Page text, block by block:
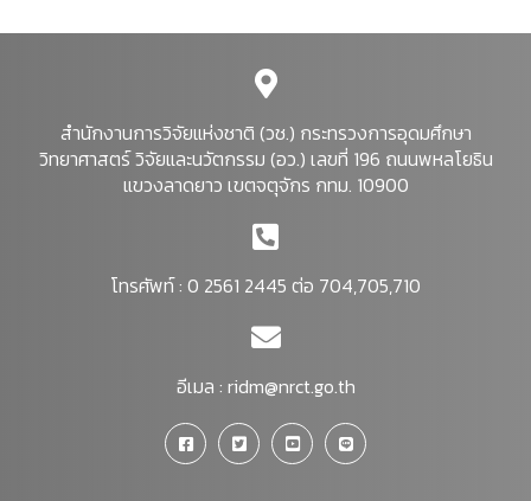
สำนักงานการวิจัยแห่งชาติ (วช.) กระทรวงการอุดมศึกษา
วิทยาศาสตร์ วิจัยและนวัตกรรม (อว.) เลขที่ 196 ถนนพหลโยธิน
แขวงลาดยาว เขตจตุจักร กทม. 10900
โทรศัพท์ : 0 2561 2445 ต่อ 704,705,710
อีเมล : ridm@nrct.go.th